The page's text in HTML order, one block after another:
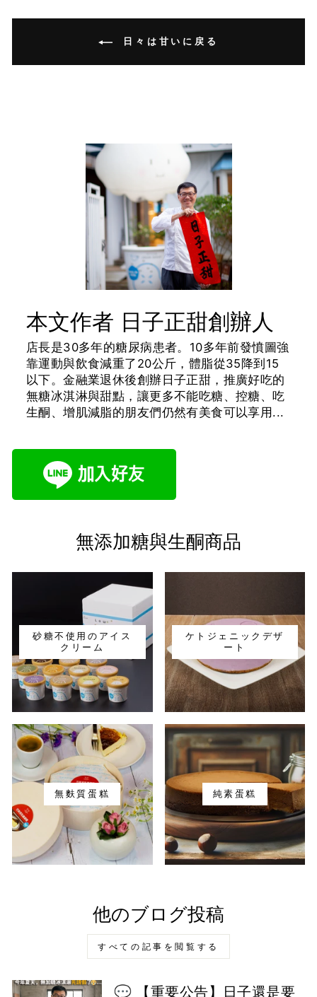
日々は甘いに戻る
本文作者 日子正甜創辦人
店長是30多年的糖尿病患者。10多年前發憤圖強
靠運動與飲食減重了20公斤，體脂從35降到15
以下。金融業退休後創辦日子正甜，推廣好吃的
無糖冰淇淋與甜點，讓更多不能吃糖、控糖、吃
生酮、增肌減脂的朋友們仍然有美食可以享用...
無添加糖與生酮商品
砂糖不使用のアイス
クリーム
ケトジェニックデザ
ート
無麩質蛋糕 純素蛋糕
他のブログ投稿
すべての記事を閲覧する
💬 【重要公告】日子還是要